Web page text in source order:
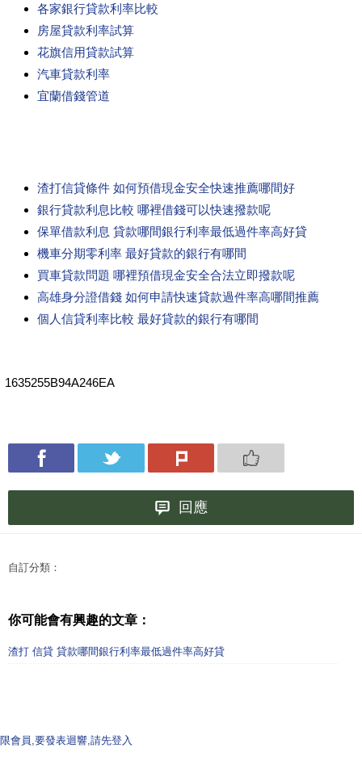
各家銀行貸款利率比較
房屋貸款利率試算
花旗信用貸款試算
汽車貸款利率
宜蘭借錢管道
渣打信貸條件 如何預借現金安全快速推薦哪間好
銀行貸款利息比較 哪裡借錢可以快速撥款呢
保單借款利息 貸款哪間銀行利率最低過件率高好貸
機車分期零利率 最好貸款的銀行有哪間
買車貸款問題 哪裡預借現金安全合法立即撥款呢
高雄身分證借錢 如何申請快速貸款過件率高哪間推薦
個人信貸利率比較 最好貸款的銀行有哪間
1635255B94A246EA
回應
自訂分類：
你可能會有興趣的文章：
渣打 信貸 貸款哪間銀行利率最低過件率高好貸
限會員,要發表迴響,請先登入